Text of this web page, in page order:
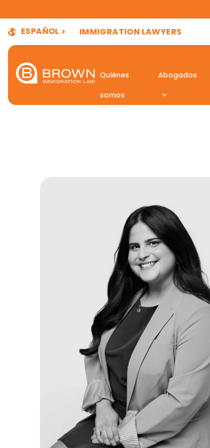
ESPAÑOL IMMIGRATION LAWYERS
Quiénes
somos
Abogados